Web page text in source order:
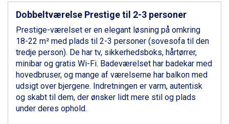
Sölden fra DKK 8.445
Bad Hofgastein fra DKK 5.495
Passo Tonale fra DKK 3.795
Saalbach fra DKK 5.945
Champoluc fra DKK 3.795
Sestriere fra DKK 4.395
Wagrain fra DKK 4.645
Ischgl fra DKK 7.095
Fieberbrunn fra DKK 6.145
Dobbeltværelse Prestige til 2-3 personer
Prestige-værelset er en elegant løsning på omkring
18-22 m² med plads til 2-3 personer (sovesofa til den
tredje person). De har tv, sikkerhedsboks, hårtørrer,
minibar og gratis Wi-Fi. Badeværelset har badekar med
hovedbruser, og mange af værelserne har balkon med
udsigt over bjergene. Indretningen er varm, autentisk
og skabt til dem, der ønsker lidt mere stil og plads
under deres ophold.